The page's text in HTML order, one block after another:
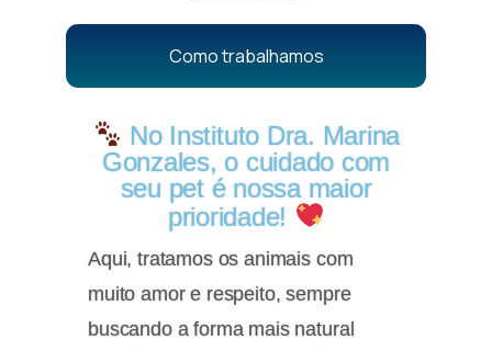
Como trabalhamos
No Instituto Dra. Marina
Gonzales, o cuidado com
seu pet é nossa maior
prioridade!
Aqui, tratamos os animais com
muito amor e respeito, sempre
buscando a forma mais natural